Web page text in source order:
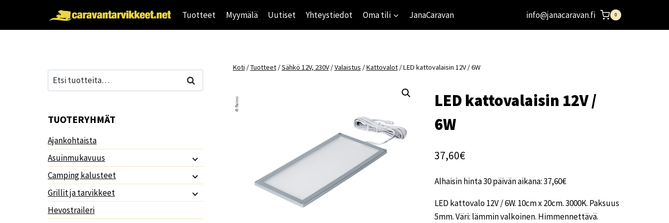
Tuotteet Myymälä Uutiset Yhteystiedot Oma tili JanaCaravan info@janacaravan.fi 0
Koti /Tuotteet /Sähkö 12V, 230V /Valaistus /Kattovalot /LED kattovalaisin 12V / 6W
LED kattovalaisin 12V /
6W
37,60€
Alhaisin hinta 30 päivän aikana:37,60€
LED kattovalo 12V / 6W. 10cm x 20cm. 3000K. Paksuus
5mm. Väri: lämmin valkoinen. Himmennettävä.
Etsi: Haku
TUOTERYHMÄT
Ajankohtaista
Asuinmukavuus
Camping kalusteet
Grillit ja tarvikkeet
Hevostraileri